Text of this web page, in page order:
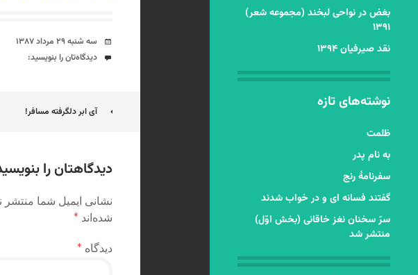
بغض در نواحی لبخند (مجموعه شعر)
۱۳۹۱
نقد صیرفیان ۱۳۹۴
نوشته‌های تازه
ظلمت
به نام پدر
سفرنامۀ رنج
گفتند فسانه ای و در خواب شدند
سرّ سخنان نغز خاقانی (بخش اوّل)
منتشر شد
تاریخ
سه شنبه ۲۹ مرداد ۱۳۸۷
دیدگاه‌ها
دیدگاه‌تان را بنویسید:
ناوبری
آی ابر دلگرفته مسافر!
دیدگاهتان را
نشانی ایمیل شما منتشر
شده‌اند *
دیدگاه *